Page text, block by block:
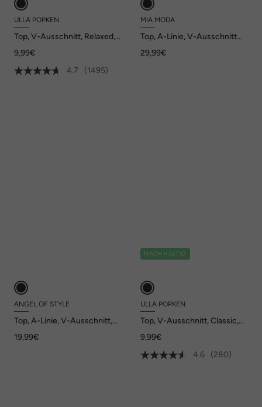
ULLA POPKEN
Top, V-Ausschnitt, Relaxed,
9,99€
4.7
(1495)
MIA MODA
Top, A-Linie, V-Ausschnitt
29,99€
ANGEL OF STYLE
Top, A-Linie, V-Ausschnitt,
Style x MIAMODA
19,99€
NACHHALTIG
ULLA POPKEN
Top, V-Ausschnitt, Classic,
9,99€
4.6
(280)